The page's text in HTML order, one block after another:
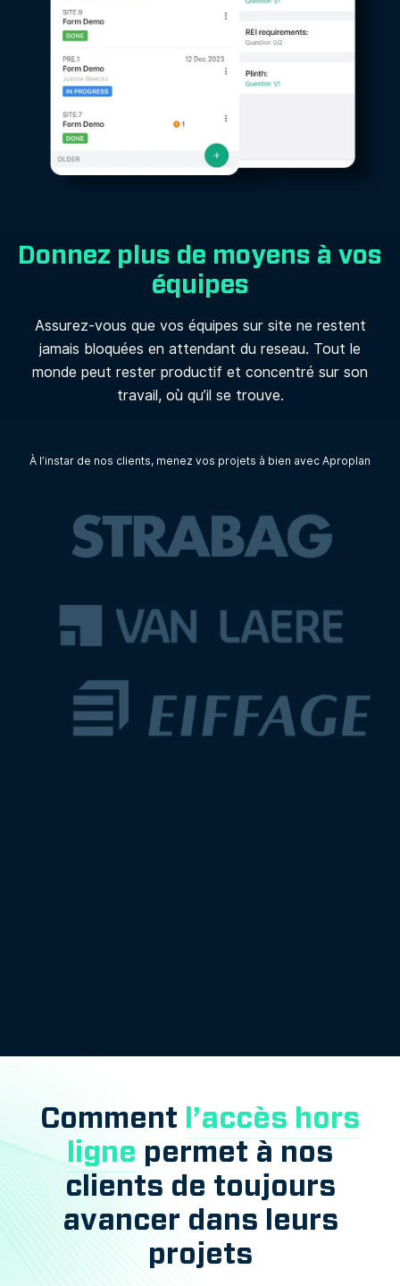
Donnez plus de moyens à vos
équipes
Assurez-vous que vos équipes sur site ne restent
jamais bloquées en attendant du reseau. Tout le
monde peut rester productif et concentré sur son
travail, où qu’il se trouve.
À l’instar de nos clients, menez vos projets à bien avec Aproplan
Comment l’accès hors
ligne permet à nos
clients de toujours
avancer dans leurs
projets